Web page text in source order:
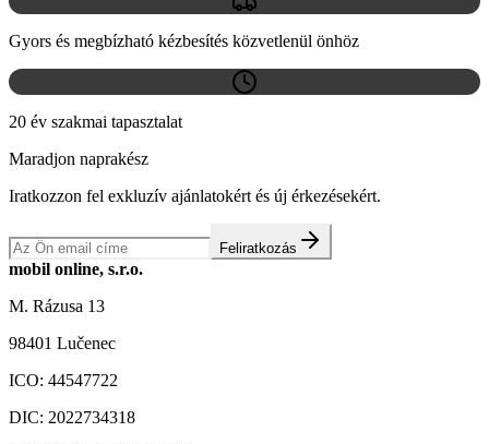
Gyors és megbízható kézbesítés közvetlenül önhöz
20 év szakmai tapasztalat
Maradjon naprakész
Iratkozzon fel exkluzív ajánlatokért és új érkezésekért.
Feliratkozás
mobil online, s.r.o.
M. Rázusa 13
98401 Lučenec
ICO: 44547722
DIC: 2022734318